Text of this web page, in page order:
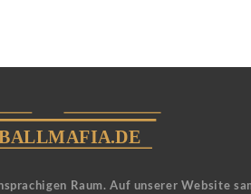
Raum. Auf unserer Website